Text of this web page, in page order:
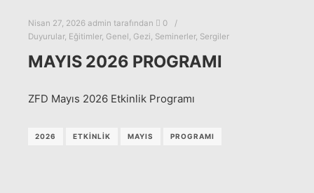
Nisan 27, 2026 admin tarafından
0
Duyurular, Eğitimler, Genel Gezi Seminerler, Sergiler
MAYIS 2026 PROGRAMI
ZFD Mayıs 2026 Etkinlik Programı
2026 ETKINLIK MAYIS PROGRAMI